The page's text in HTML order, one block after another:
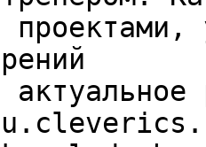
проектами,